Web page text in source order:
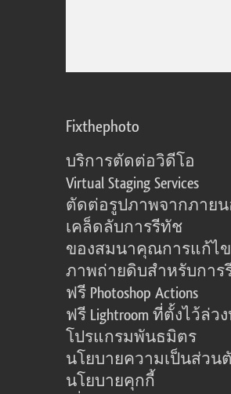
Fixthephoto
บริการตัดต่อวิดีโอ
Virtual Staging Services
ตัดต่อรูปภาพจากภายน
เคล็ดลับการรีทัช
ของสมนาคุณการแก้ไ
ภาพถ่ายดิบสำหรับการ
ฟรี Photoshop Actions
ฟรี Lightroom ที่ตั้งไว้ล่ว
โปรแกรมพันธมิตร
นโยบายความเป็นส่วน
นโยบายคุกกี้